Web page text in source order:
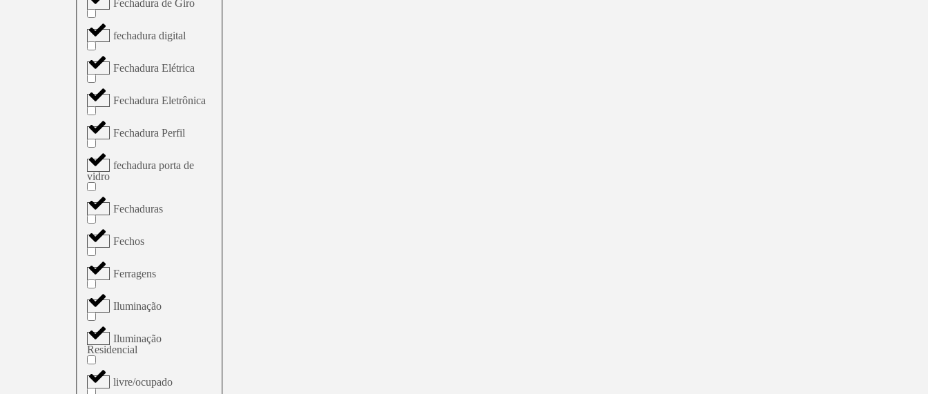
Fechadura de Giro
fechadura digital
Fechadura Elétrica
Fechadura Eletrônica
Fechadura Perfil
fechadura porta de
vidro
Fechaduras
Fechos
Ferragens
Iluminação
Iluminação
Residencial
livre/ocupado